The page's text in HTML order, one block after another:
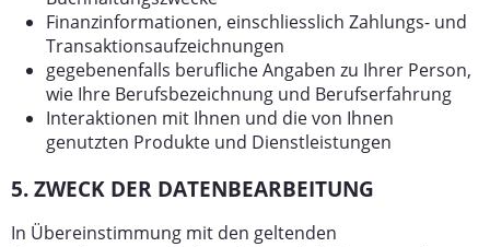
Finanzinformationen, einschliesslich Zahlungs- und
Transaktionsaufzeichnungen
gegebenenfalls berufliche Angaben zu Ihrer Person,
wie Ihre Berufsbezeichnung und Berufserfahrung
Interaktionen mit Ihnen und die von Ihnen
genutzten Produkte und Dienstleistungen
5. ZWECK DER DATENBEARBEITUNG
In Übereinstimmung mit den geltenden